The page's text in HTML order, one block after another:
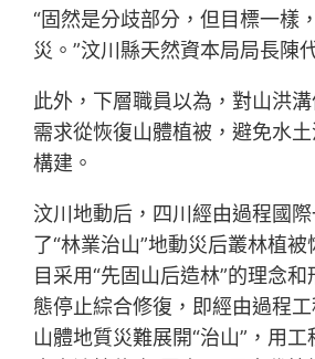
“固然是分歧部分，但目標一樣
災。”汶川縣天然資本局局長陳
此外，下層職員以為，對山洪溝
需求從恢復山體植被，避免水
構建。
汶川地動后，四川經由過程國
了“林業治山”地動災后叢林植
目采用“先固山后造林”的理念
態停止綜合修復，即經由過程
山體地質災難展開“治山”，用